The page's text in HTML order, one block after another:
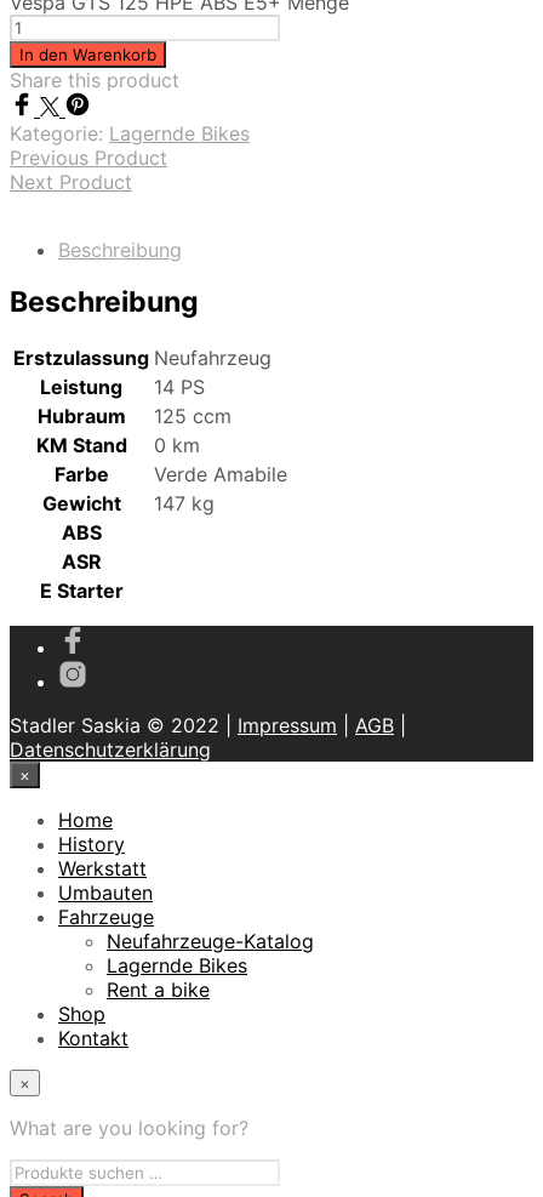
In den Warenkorb
Share this product
Kategorie: Lagernde Bikes
Previous Product
Next Product
Beschreibung
Beschreibung
Erstzulassung Neufahrzeug
Leistung
14 PS
Hubraum
125 ccm
KM Stand
0 km
Farbe
Verde Amabile
Gewicht
147 kg
ABS
ASR
E Starter
Stadler Saskia © 2022 | Impressum AGB
Datenschutzerklärung
×
Home
History
Werkstatt
Umbauten
Fahrzeuge
Neufahrzeuge-Katalog
Lagernde Bikes
Rent a bike
Shop
Kontakt
×
What are you looking for?